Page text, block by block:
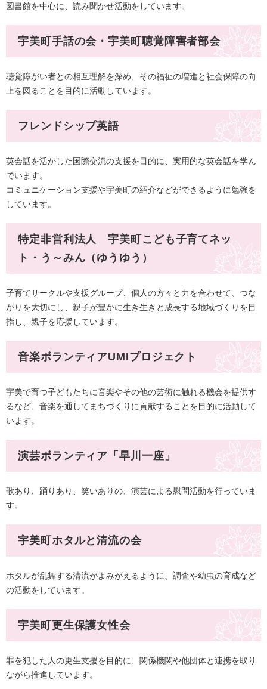
図書館を中心に、読み聞かせ活動をしています。​
宇美町手話の会・宇美町聴覚障害者部会
聴覚障がい者との相互理解を深め、その福祉の増進と社会保障の向
上を図ることを目的に活動しています。
フレンドシップ英語
英会話を活かした国際交流の支援を目的に、実用的な英会話を学ん
でいます。
コミュニケーション支援や宇美町の紹介などができるように勉強を
しています。
特定非営利法人 宇美町こども子育てネッ
ト・う～みん（ゆうゆう）
子育てサークルや支援グループ、個人の方々と力を合わせて、つな
がりを大切にし、親子が豊かに生き生きと成長する地域づくりを目
指し、親子を応援しています。
音楽ボランティアUMIプロジェクト
宇美で育つ子どもたちに音楽やその他の芸術に触れる機会を提供す
るなど、音楽を通してまちづくりに貢献することを目的に活動して
います。
演芸ボランティア「早川一座」
歌あり、踊りあり、笑いありの、演芸による慰問活動を行っていま
す。
宇美町ホタルと清流の会
ホタルが乱舞する清流がよみがえるように、調査や幼虫の育成など
の活動をしています。​
宇美町更生保護女性会
罪を犯した人の更生支援を目的に、関係機関や他団体と連携を取り
ながら推進しています。